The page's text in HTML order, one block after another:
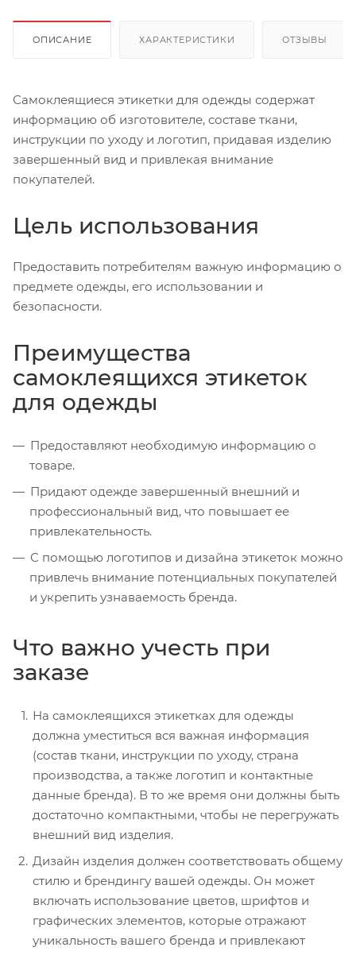
ОПИСАНИЕ ХАРАКТЕРИСТИКИ ОТЗЫВЫ
Самоклеящиеся этикетки для одежды содержат
информацию об изготовителе, составе ткани,
инструкции по уходу и логотип, придавая изделию
завершенный вид и привлекая внимание
покупателей.
Цель использования
Предоставить потребителям важную информацию о
предмете одежды, его использовании и
безопасности.
Преимущества
самоклеящихся этикеток
для одежды
Предоставляют необходимую информацию о
товаре.
Придают одежде завершенный внешний и
профессиональный вид, что повышает ее
привлекательность.
С помощью логотипов и дизайна этикеток можно
привлечь внимание потенциальных покупателей
и укрепить узнаваемость бренда.
Что важно учесть при
заказе
На самоклеящихся этикетках для одежды
должна уместиться вся важная информация
(состав ткани, инструкции по уходу, страна
производства, а также логотип и контактные
данные бренда). В то же время они должны быть
достаточно компактными, чтобы не перегружать
внешний вид изделия.
Дизайн изделия должен соответствовать общему
стилю и брендингу вашей одежды. Он может
включать использование цветов, шрифтов и
графических элементов, которые отражают
уникальность вашего бренда и привлекают